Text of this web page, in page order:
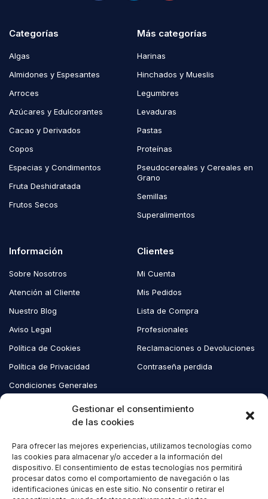
Gestionar el consentimiento
de las cookies
Para ofrecer las mejores experiencias, utilizamos tecnologías como
las cookies para almacenar y/o acceder a la información del
dispositivo. El consentimiento de estas tecnologías nos permitirá
procesar datos como el comportamiento de navegación o las
identificaciones únicas en este sitio. No consentir o retirar el
Categorías
Algas
Almidones y Espesantes
Arroces
Azúcares y Edulcorantes
Cacao y Derivados
Copos
Especias y Condimentos
Fruta Deshidratada
Frutos Secos
Más categorías
Harinas
Hinchados y Mueslis
Legumbres
Levaduras
Pastas
Proteínas
Pseudocereales y Cereales en
Grano
Semillas
Superalimentos
Información
Sobre Nosotros
Atención al Cliente
Nuestro Blog
Aviso Legal
Política de Cookies
Política de Privacidad
Condiciones Generales
Clientes
Mi Cuenta
Mis Pedidos
Lista de Compra
Profesionales
Reclamaciones o Devoluciones
Contraseña perdida
Copyright © 2023 EcoAndes. Todos los derechos reservados.